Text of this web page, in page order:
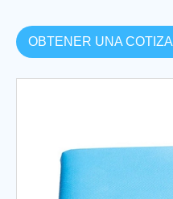
tradicionales. Están
corto plazo y deben
OBTENER UNA